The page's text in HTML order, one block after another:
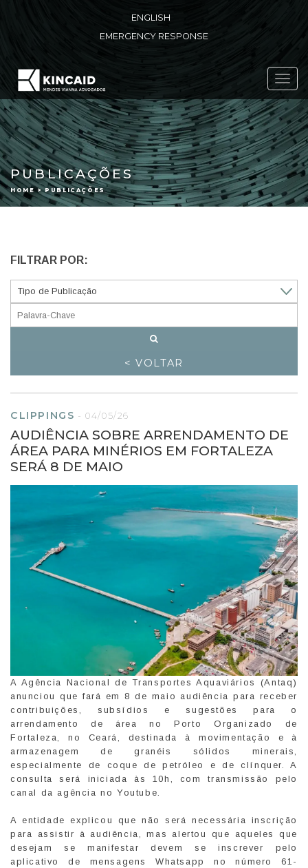
ENGLISH
EMERGENCY RESPONSE
PUBLICAÇÕES
HOME > PUBLICAÇÕES
FILTRAR POR:
< VOLTAR
CLIPPINGS -04/05/26
AUDIÊNCIA SOBRE ARRENDAMENTO DE
ÁREA PARA MINÉRIOS EM FORTALEZA
SERÁ 8 DE MAIO
A Agência Nacional de Transportes Aquaviários (Antaq)
anunciou que fará em 8 de maio audiência para receber
contribuições, subsídios e sugestões para o
arrendamento de área no Porto Organizado de
Fortaleza, no Ceará, destinada à movimentação e à
armazenagem de granéis sólidos minerais,
especialmente de coque de petróleo e de clínquer. A
consulta será iniciada às 10h, com transmissão pelo
canal da agência no Youtube.
A entidade explicou que não será necessária inscrição
para assistir à audiência, mas alertou que aqueles que
desejam se manifestar devem se inscrever pelo
aplicativo de mensagens Whatsapp no número 61-